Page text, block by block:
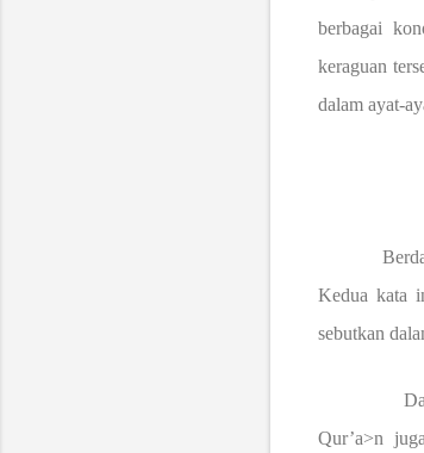
berbagai
keraguan
dalam ayat-
Kedua kata
sebutkan
Qur’a>n